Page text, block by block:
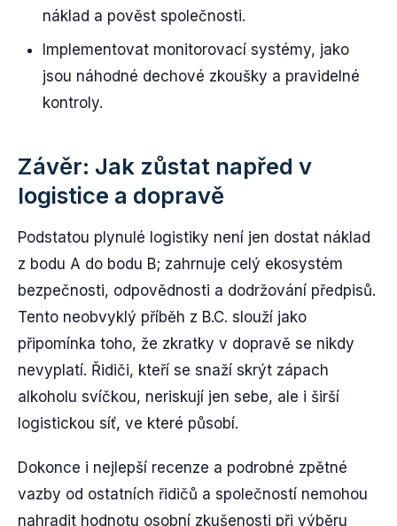
náklad a pověst společnosti.
Implementovat monitorovací systémy, jako
jsou náhodné dechové zkoušky a pravidelné
kontroly.
Závěr: Jak zůstat napřed v
logistice a dopravě
Podstatou plynulé logistiky není jen dostat náklad
z bodu A do bodu B; zahrnuje celý ekosystém
bezpečnosti, odpovědnosti a dodržování předpisů.
Tento neobvyklý příběh z B.C. slouží jako
připomínka toho, že zkratky v dopravě se nikdy
nevyplatí. Řidiči, kteří se snaží skrýt zápach
alkoholu svíčkou, neriskují jen sebe, ale i širší
logistickou síť, ve které působí.
Dokonce i nejlepší recenze a podrobné zpětné
vazby od ostatních řidičů a společností nemohou
nahradit hodnotu osobní zkušenosti při výběru